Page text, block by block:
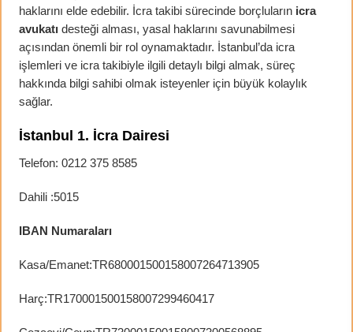
haklarını elde edebilir. İcra takibi sürecinde borçluların icra
avukatı desteği alması, yasal haklarını savunabilmesi
açısından önemli bir rol oynamaktadır. İstanbul’da icra
işlemleri ve icra takibiyle ilgili detaylı bilgi almak, süreç
hakkında bilgi sahibi olmak isteyenler için büyük kolaylık
sağlar.
İstanbul 1. İcra Dairesi
Telefon: 0212 375 8585
Dahili :5015
IBAN Numaraları
Kasa/Emanet:TR680001500158007264713905
Harç:TR170001500158007299460417